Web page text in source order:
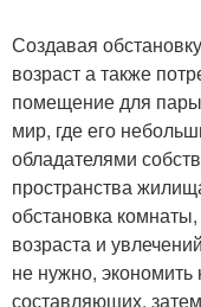
Создавая
возраст а также
помещение для
мир, где его
обладателями
пространства
обстановка
возраста и
не нужно,
составляющих,